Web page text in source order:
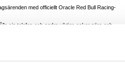
med officiellt Oracle Red Bull Racing-
sin telefon och andra viktiga saker nära och
eller när som helst när du vill resa lätt utan att
och en ren motorsportinspirerad estetik. Det är